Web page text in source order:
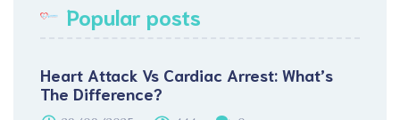
Popular posts
Heart Attack Vs Cardiac Arrest: What’s
The Difference?